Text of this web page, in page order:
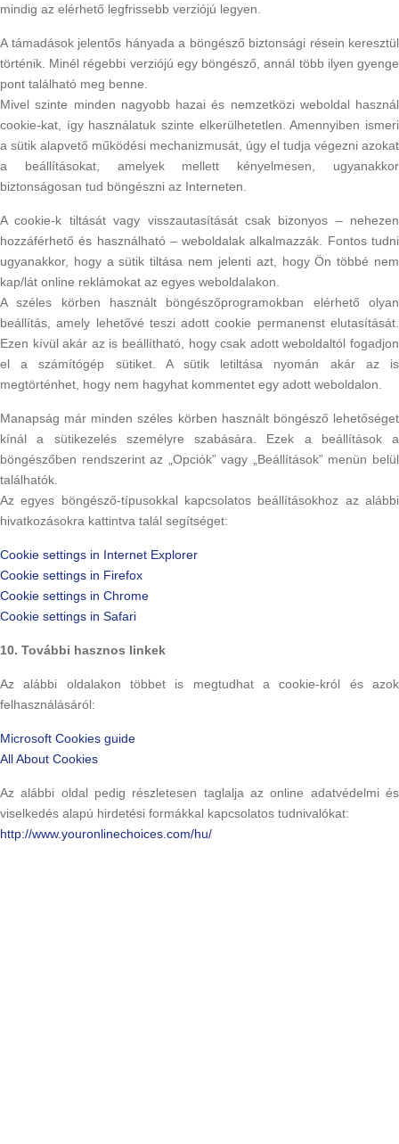
mindig az elérhető legfrissebb verziójú legyen.
A támadások jelentős hányada a böngésző biztonsági résein keresztül
történik. Minél régebbi verziójú egy böngésző, annál több ilyen gyenge
pont található meg benne.
Mivel szinte minden nagyobb hazai és nemzetközi weboldal használ
cookie-kat, így használatuk szinte elkerülhetetlen. Amennyiben ismeri
a sütik alapvető működési mechanizmusát, úgy el tudja végezni azokat
a beállításokat, amelyek mellett kényelmesen, ugyanakkor
biztonságosan tud böngészni az Interneten.
A cookie-k tiltását vagy visszautasítását csak bizonyos – nehezen
hozzáférhető és használható – weboldalak alkalmazzák. Fontos tudni
ugyanakkor, hogy a sütik tiltása nem jelenti azt, hogy Ön többé nem
kap/lát online reklámokat az egyes weboldalakon.
A széles körben használt böngészőprogramokban elérhető olyan
beállítás, amely lehetővé teszi adott cookie permanenst elutasítását.
Ezen kívül akár az is beállítható, hogy csak adott weboldaltól fogadjon
el a számítógép sütiket. A sütik letiltása nyomán akár az is
megtörténhet, hogy nem hagyhat kommentet egy adott weboldalon.
Manapság már minden széles körben használt böngésző lehetőséget
kínál a sütikezelés személyre szabására. Ezek a beállítások a
böngészőben rendszerint az „Opciók” vagy „Beállítások” menün belül
találhatók.
Az egyes böngésző-típusokkal kapcsolatos beállításokhoz az alábbi
hivatkozásokra kattintva talál segítséget:
Cookie settings in Internet Explorer
Cookie settings in Firefox
Cookie settings in Chrome
Cookie settings in Safari
10. További hasznos linkek
Az alábbi oldalakon többet is megtudhat a cookie-król és azok
felhasználásáról:
Microsoft Cookies guide
All About Cookies
Az alábbi oldal pedig részletesen taglalja az online adatvédelmi és
viselkedés alapú hirdetési formákkal kapcsolatos tudnivalókat:
http://www.youronlinechoices.com/hu/